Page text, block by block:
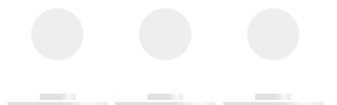
------------
------------
------------